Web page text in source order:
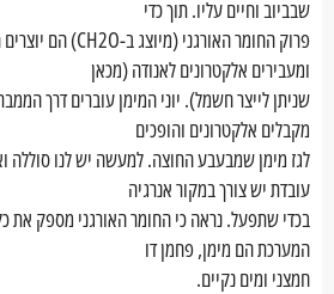
שבביוב וחיים עליו. תוך כדי
ומעבירים אלקטרונים לאנודה (מכאן
שניתן לייצר חשמל). יוני המימן עוברים דרך
מקבלים אלקטרונים והופכים
לגז מימן שמבעבע החוצה. למעשה יש לנו סוללה
עובדת יש צורך במקור אנרגיה
בכדי שתפעל. נראה כי החומר האורגני מספק את
המערכת הם מימן, פחמן דו
חמצני ומים נקיים.